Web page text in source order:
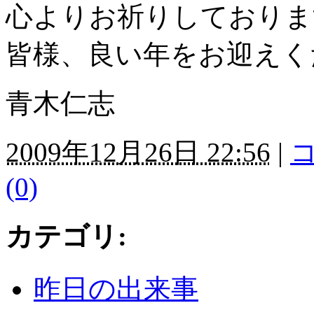
心よりお祈りしており
皆様、良い年をお迎え
青木仁志
2009年12月26日 22:56 |
(0)
カテゴリ :
昨日の出来事